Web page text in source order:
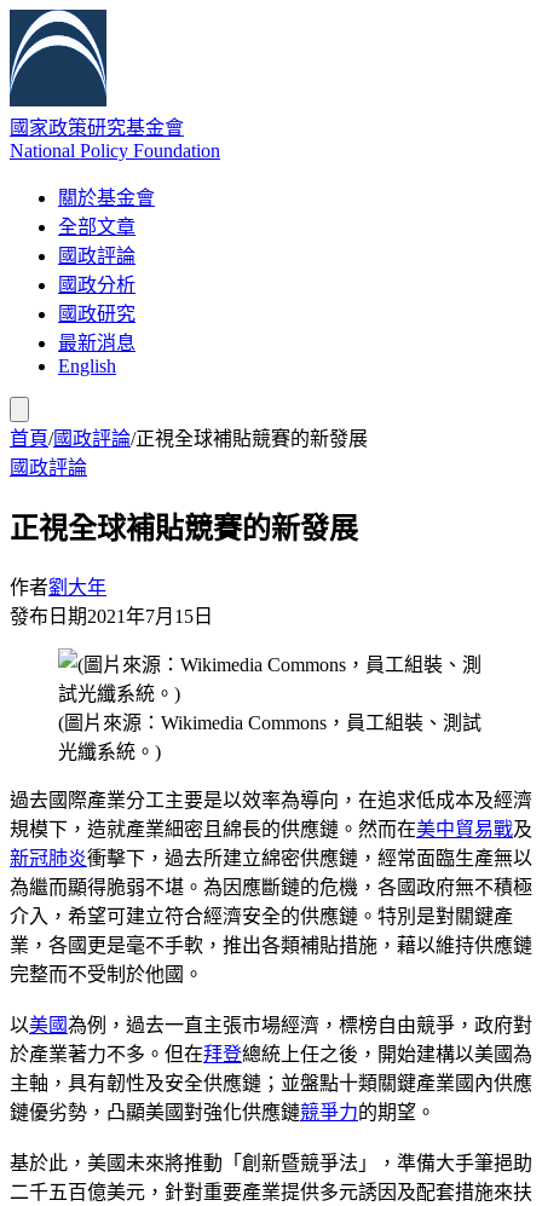
國家政策研究基金會
National Policy Foundation
關於基金會
全部文章
國政評論
國政分析
國政研究
最新消息
English
首頁/國政評論/正視全球補貼競賽的新發展
國政評論
正視全球補貼競賽的新發展
作者劉大年
發布日期2021年7月15日
(圖片來源：Wikimedia Commons，員工組裝、測試
光纖系統。)
過去國際產業分工主要是以效率為導向，在追求低成本及經濟
規模下，造就產業細密且綿長的供應鏈。然而在美中貿易戰及
新冠肺炎衝擊下，過去所建立綿密供應鏈，經常面臨生產無以
為繼而顯得脆弱不堪。為因應斷鏈的危機，各國政府無不積極
介入，希望可建立符合經濟安全的供應鏈。特別是對關鍵產
業，各國更是毫不手軟，推出各類補貼措施，藉以維持供應鏈
完整而不受制於他國。
以美國為例，過去一直主張市場經濟，標榜自由競爭，政府對
於產業著力不多。但在拜登總統上任之後，開始建構以美國為
主軸，具有韌性及安全供應鏈；並盤點十類關鍵產業國內供應
鏈優劣勢，凸顯美國對強化供應鏈競爭力的期望。
基於此，美國未來將推動「創新暨競爭法」，準備大手筆挹助
二千五百億美元，針對重要產業提供多元誘因及配套措施來扶